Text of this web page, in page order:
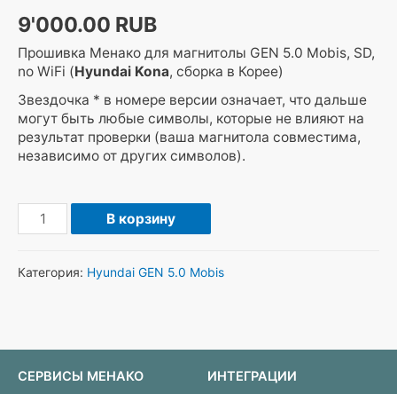
9'000.00 RUB
Прошивка Менако для магнитолы GEN 5.0 Mobis, SD,
no WiFi (Hyundai Kona, сборка в Корее)
Звездочка * в номере версии означает, что дальше
могут быть любые символы, которые не влияют на
результат проверки (ваша магнитола совместима,
независимо от других символов).
Количество
товара
OS.KOR.SOP.V***.******.STD_H
В корзину
Категория: Hyundai GEN 5.0 Mobis
СЕРВИСЫ МЕНАКО ИНТЕГРАЦИИ